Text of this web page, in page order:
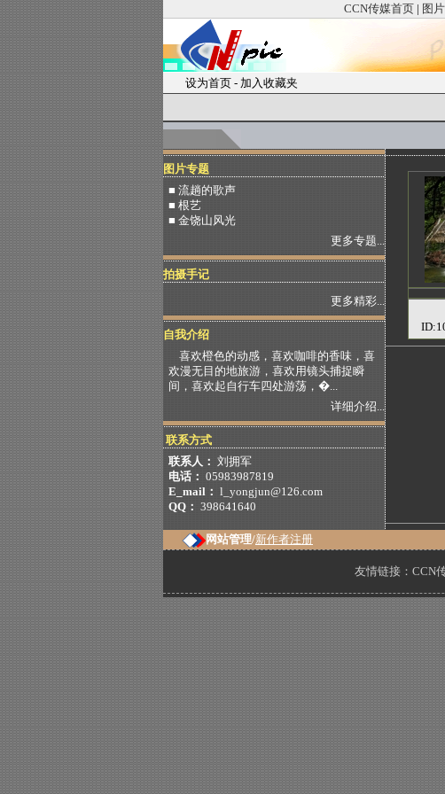
CCN传媒首页 | 图
设为首页 - 加入收藏夹
图片专题
■ 流趟的歌声
■ 根艺
■ 金饶山风光
更多专题...
拍摄手记
更多精彩...
自我介绍
喜欢橙色的动感，喜欢咖啡的香味，喜
欢漫无目的地旅游，喜欢用镜头捕捉瞬
间，喜欢起自行车四处游荡，�...
详细介绍...
联系方式
联系人： 刘拥军
电话： 05983987819
E_mail： l_yongjun@126.com
QQ： 398641640
网站管理/新作者注册
友情链接： CCN